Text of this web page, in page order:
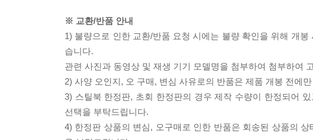
※ 교환/반품 안내
1) 불량으로 인한 교환/반품 요청 시에는 불량 확인을 위해 개
습니다.
관련 사진과 동영상 및 재생 기기 모델명을 첨부하여 첨부하여
2) 사양 오인지, 오 구매, 변심 사유로의 반품은 제품 개봉 전에
3) 스틸북 한정판, 초회 한정판의 경우 제작 수량이 한정되어
선택을 부탁드립니다.
4) 한정판 상품의 변심, 오구매로 인한 반품은 회송된 상품의